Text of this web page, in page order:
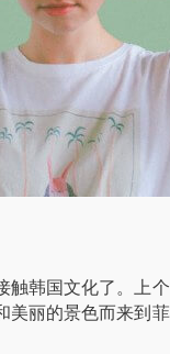
韩国文化了。上
丽的景色而来到